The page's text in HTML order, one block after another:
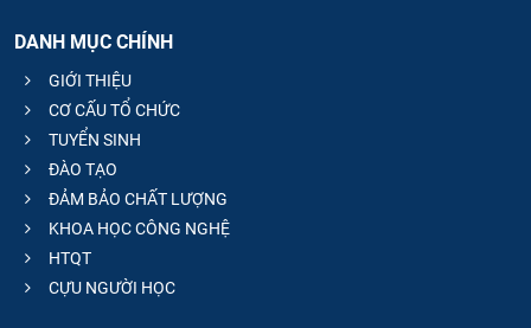
DANH MỤC CHÍNH
GIỚI THIỆU
CƠ CẤU TỔ CHỨC
TUYỂN SINH
ĐÀO TẠO
ĐẢM BẢO CHẤT LƯỢNG
KHOA HỌC CÔNG NGHỆ
HTQT
CỰU NGƯỜI HỌC